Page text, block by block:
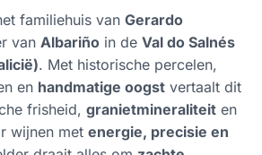
familiehuis van Gerardo
van Albariño in de Val do Salnés
. Met historische percelen,
en handmatige oogst vertaalt dit
frisheid, granietmineraliteit en
wijnen met energie, precisie en